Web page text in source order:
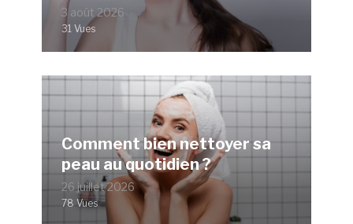
3 août 2026
31 Vues
Comment bien nettoyer sa
peau au quotidien ?
26 juillet 2026
78 Vues